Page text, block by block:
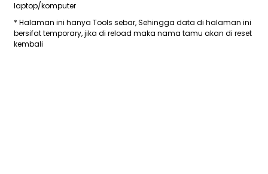
laptop/komputer
* Halaman ini hanya Tools sebar, Sehingga data di halaman ini
bersifat temporary, jika di reload maka nama tamu akan di reset
kembali